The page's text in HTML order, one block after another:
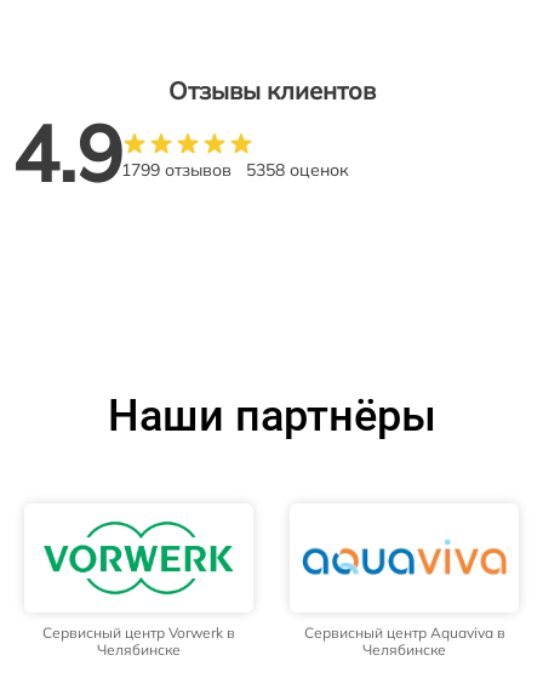
Отзывы клиентов
4.91799 отзывов 5358 оценок
Наши партнёры
Сервисный центр Vorwerk в
Челябинске
Сервисный центр Aquaviva в
Челябинске